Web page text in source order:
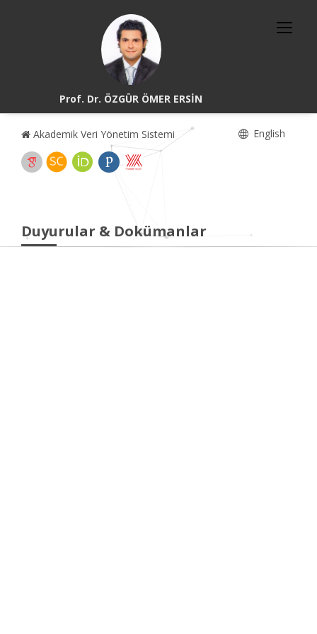
Prof. Dr. ÖZGÜR ÖMER ERSİN
Akademik Veri Yönetim Sistemi English
Duyurular & Dokümanlar